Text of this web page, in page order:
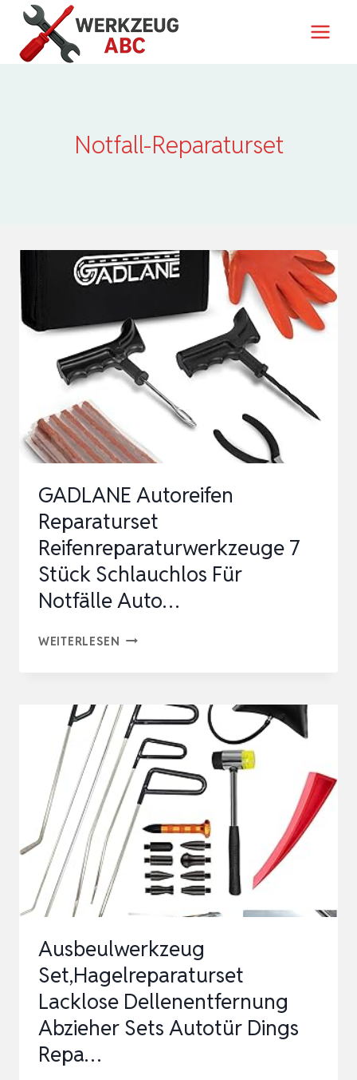
Zum
Inhalt
springen
Notfall-Reparaturset
GADLANE Autoreifen
Reparaturset
Reifenreparaturwerkzeuge 7
Stück Schlauchlos Für
Notfälle Auto…
WEITERLESEN GADLANE
REIFENREPARATURWERKZEUGE
7
STÜCK
SCHLAUCHLOS
FÜR
NOTFÄLLE
AUTO…
Ausbeulwerkzeug
Set,Hagelreparaturset
Lacklose Dellenentfernung
Abzieher Sets Autotür Dings
Repa…